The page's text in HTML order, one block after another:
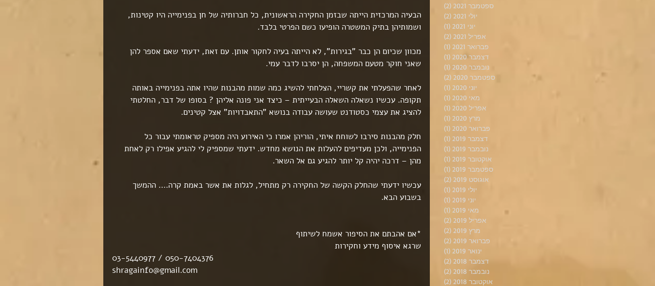
ספטמבר 2021
(2)
יולי 2021
(2)
יוני 2021
(1)
אפריל 2021
(2)
פברואר 2021
(1)
דצמבר 2020
(1)
נובמבר 2020
(1)
ספטמבר 2020
(2)
יוני 2020
(1)
מאי 2020
(1)
אפריל 2020
(1)
מרץ 2020
(1)
פברואר 2020
(1)
דצמבר 2019
(1)
נובמבר 2019
(1)
אוקטובר 2019
(1)
ספטמבר 2019
(1)
אוגוסט 2019
(2)
יולי 2019
(1)
יוני 2019
(1)
מאי 2019
(1)
אפריל 2019
(2)
מרץ 2019
(2)
פברואר 2019
(2)
ינואר 2019
(1)
דצמבר 2018
(2)
נובמבר 2018
(2)
אוקטובר 2018
(2)
הבעיה המרכזית הייתה שבזמן החקירה הראשונית, כל חברותיה של חן בפנימייה היו קטינות,
ושמותיהן בתיק המשטרה הופיעו כשם הפרטי בלבד.
מכוון שכיום הן כבר "בגירות", לא הייתה בעיה לחקור אותן. עם זאת, ידעתי שאם אספר להן
שאני חוקר מטעם המשפחה, הן יסרבו לדבר עמי.
לאחר שהפעלתי את קשריי, הצלחתי להשיג כמה שמות מהבנות שהיו אתה בפנימייה באותה
תקופה. עכשיו נשאלה השאלה הבעייתית – כיצד אני פונה אליהן ? בסופו של דבר, החלטתי
להציג את עצמי כסטודנט שעושה עבודה בנושא "התאבדויות" אצל קטינים.
חלק מהבנות סירבו לשוחח איתי, הוריהן אמרו כי האירוע היה מספיק טראומתי עבור כל
הפנימייה, ולכן מעדיפים להעלות את הנושא מחדש. ידעתי שמספיק לי להגיע אפילו רק לאחת
מהן – דרכה יהיה קל יותר להגיע גם אל השאר.
עכשיו ידעתי שהחלק הקשה של החקירה רק מתחיל, לגלות את אשר באמת קרה.... ההמשך
בשבוע הבא.
*אם אהבתם את הסיפור אשמח לשיתוף
שרגא איסוף מידע וחקירות
03-5440977 / 050-7404376
shragainfo@gmail.com